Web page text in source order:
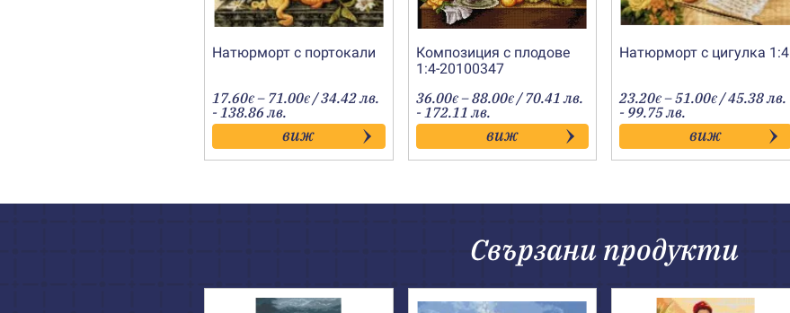
Натюрморт с портокали
17.60€ – 71.00€Price
range:
17.60€
through
71.00€
/ 34.42 лв.
- 138.86 лв.
виж
Композиция с плодове
1:4-20100347
36.00€ –88.00€Price
range:
36.00€
through
88.00€
/ 70.41 лв.
- 172.11 лв.
виж
Натюрморт с цигулка 1:4
23.20€ –51.00€Price
range:
23.20€
through
51.00€
/ 45.38 лв.
- 99.75 лв.
виж
Свързани продукти